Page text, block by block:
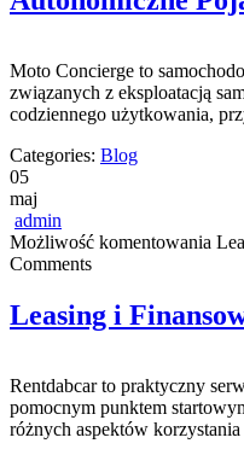
Moto Concierge to
związanych z eksploatacją
codziennego użytkowania,
Categories: Blog
05
maj
admin
Możliwość komentowania
Comments
Leasing i
Rentdabcar to praktyczny
pomocnym punktem
różnych aspektów